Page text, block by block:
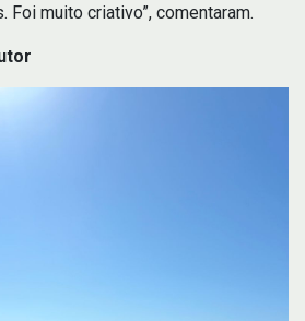
Foi muito criativo”, comentaram.